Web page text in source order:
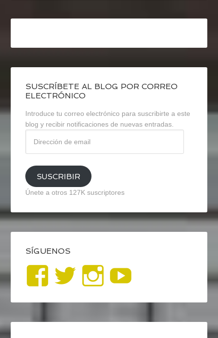
SUSCRÍBETE AL BLOG POR CORREO
ELECTRÓNICO
Introduce tu correo electrónico para suscribirte a este
blog y recibir notificaciones de nuevas entradas.
email
SUSCRIBIR
Únete a otros 127K suscriptores
SÍGUENOS
Ver
perfil
de
Ver
perfil
de
Ver
perfil
de